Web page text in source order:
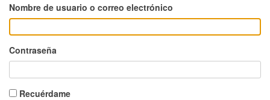
Nombre de usuario o correo electrónico
Contraseña
Recuérdame